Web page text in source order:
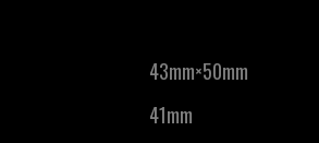
43mm×50mm
41mm